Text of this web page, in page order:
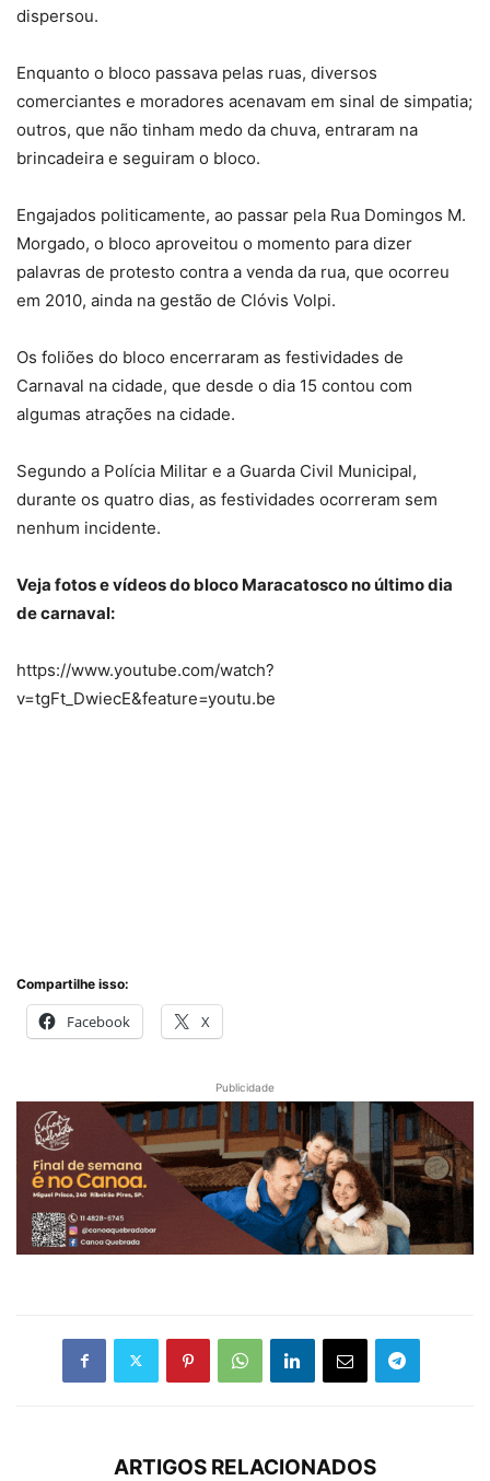
dispersou.
Enquanto o bloco passava pelas ruas, diversos
comerciantes e moradores acenavam em sinal de simpatia;
outros, que não tinham medo da chuva, entraram na
brincadeira e seguiram o bloco.
Engajados politicamente, ao passar pela Rua Domingos M.
Morgado, o bloco aproveitou o momento para dizer
palavras de protesto contra a venda da rua, que ocorreu
em 2010, ainda na gestão de Clóvis Volpi.
Os foliões do bloco encerraram as festividades de
Carnaval na cidade, que desde o dia 15 contou com
algumas atrações na cidade.
Segundo a Polícia Militar e a Guarda Civil Municipal,
durante os quatro dias, as festividades ocorreram sem
nenhum incidente.
Veja fotos e vídeos do bloco Maracatosco no último dia
de carnaval:
https://www.youtube.com/watch?
v=tgFt_DwiecE&feature=youtu.be
Compartilhe isso:
Facebook X
Publicidade
ARTIGOS RELACIONADOS